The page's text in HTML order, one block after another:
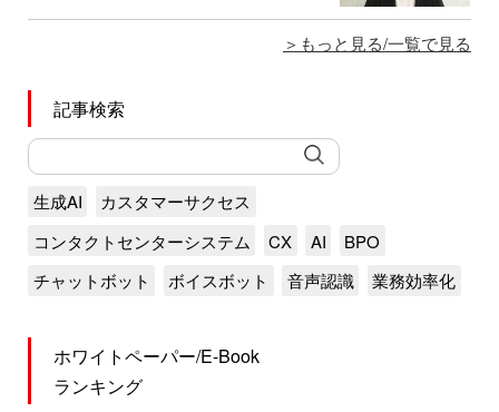
もっと見る/一覧で見る
記事検索
生成AI
カスタマーサクセス
コンタクトセンターシステム
CX AI
BPO
チャットボット
ボイスボット 音声認識 業務効率化
ホワイトペーパー/E-Book
ランキング